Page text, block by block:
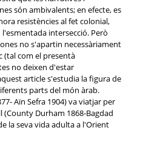
són ambivalents; en efecte, es
resistències al fet colonial,
intersecció. Però
no s'apartin necessàriament
(tal com el presentà
no deixen d'estar
article s'estudia la figura de
parts del món àrab.
Aïn Sefra 1904) va viatjar per
(County Durham 1868-Bagdad
la seva vida adulta a l'Orient